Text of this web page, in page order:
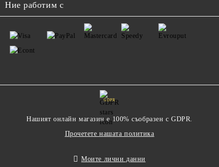
Ние работим с
GDPR
Нашият онлайн магазин е 100% съобразен с GDPR.
Прочетете нашата политика
Моите лични данни